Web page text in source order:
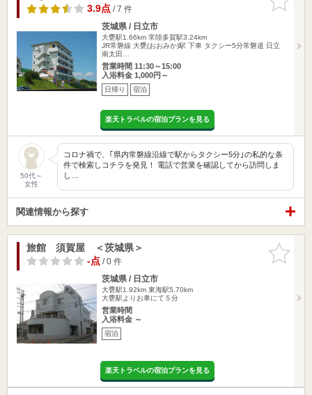
りに追加
3.9点/ 7 件
茨城県 / 日立市
大甕駅1.66km 常陸多賀駅3.24km
JR常磐線 大甕(おおみか)駅 下車 タクシー5分常磐道 日立
南太田…
営業時間 11:30～15:00
入浴料金 1,000円～
日帰り 宿泊
楽天トラベルの宿泊プランを見る
50代～
女性
コロナ禍で、｢県内常磐線沿線で駅からタクシー5分｣の私的な条
件で検索しコチラを発見！ 電話で営業を確認してから訪問しま
し…
関連情報から探す
お気に入
りに追加
旅館 須賀屋 ＜茨城県＞
-点/ 0 件
茨城県 / 日立市
大甕駅1.92km 東海駅5.70km
大甕駅よりお車にて５分
営業時間
入浴料金 ～
宿泊
楽天トラベルの宿泊プランを見る